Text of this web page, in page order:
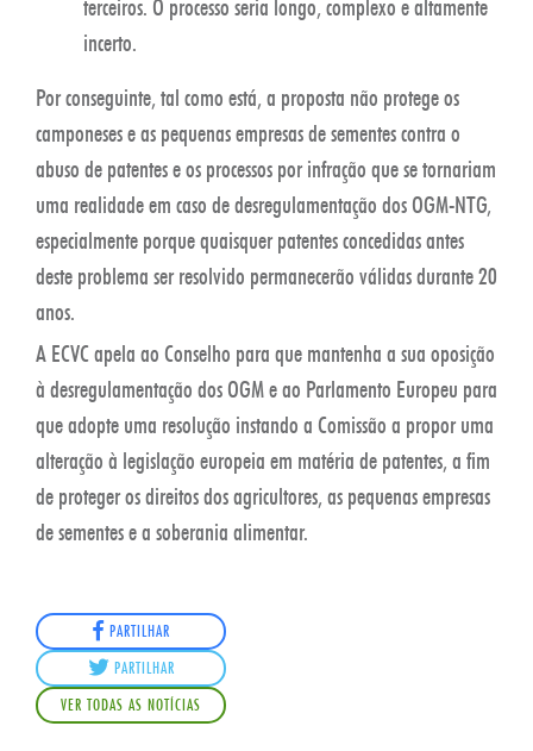
terceiros. O processo seria longo, complexo e altamente
incerto.
Por conseguinte, tal como está, a proposta não protege os
camponeses e as pequenas empresas de sementes contra o
abuso de patentes e os processos por infração que se tornariam
uma realidade em caso de desregulamentação dos OGM-NTG,
especialmente porque quaisquer patentes concedidas antes
deste problema ser resolvido permanecerão válidas durante 20
anos.
A ECVC apela ao Conselho para que mantenha a sua oposição
à desregulamentação dos OGM e ao Parlamento Europeu para
que adopte uma resolução instando a Comissão a propor uma
alteração à legislação europeia em matéria de patentes, a fim
de proteger os direitos dos agricultores, as pequenas empresas
de sementes e a soberania alimentar.
PARTILHAR
PARTILHAR
VER TODAS AS NOTÍCIAS